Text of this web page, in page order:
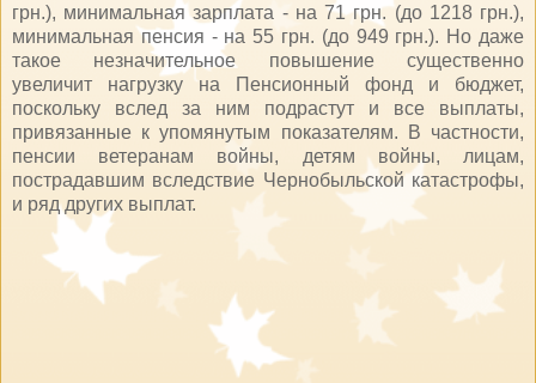
грн.), минимальная зарплата - на 71 грн. (до 1218 грн.),
минимальная пенсия - на 55 грн. (до 949 грн.). Но даже
такое незначительное повышение существенно
увеличит нагрузку на Пенсионный фонд и бюджет,
поскольку вслед за ним подрастут и все выплаты,
привязанные к упомянутым показателям. В частности,
пенсии ветеранам войны, детям войны, лицам,
пострадавшим вследствие Чернобыльской катастрофы,
и ряд других выплат.